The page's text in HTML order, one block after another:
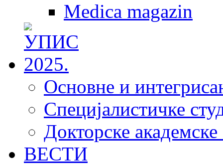
Medica magazin
Основне и
Специјалистичке
Докторске академске
ВЕСТИ